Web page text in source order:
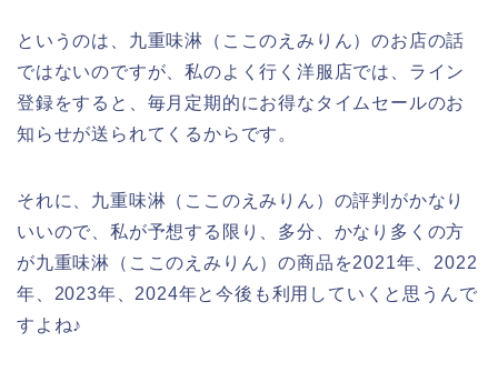
というのは、九重味淋（ここのえみりん）のお店の話
ではないのですが、私のよく行く洋服店では、ライン
登録をすると、毎月定期的にお得なタイムセールのお
知らせが送られてくるからです。
それに、九重味淋（ここのえみりん）の評判がかなり
いいので、私が予想する限り、多分、かなり多くの方
が九重味淋（ここのえみりん）の商品を2021年、2022
年、2023年、2024年と今後も利用していくと思うんで
すよね♪